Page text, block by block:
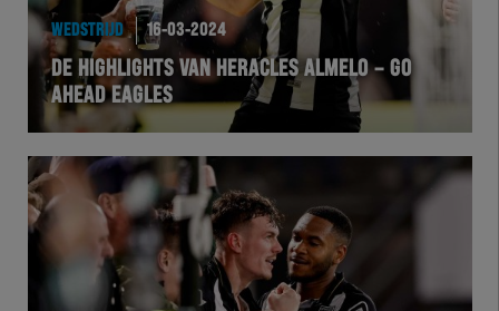
Academie
WEDSTRIJD 16-03-2024
DE HIGHLIGHTS VAN HERACLES ALMELO – GO
AHEAD EAGLES